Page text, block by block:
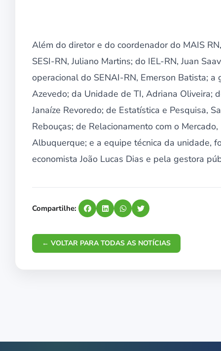
Além do diretor e do coordenador do MAIS
SESI-RN, Juliano Martins; do IEL-RN, Juan
operacional do SENAI-RN, Emerson Batista;
Azevedo; da Unidade de TI, Adriana Oliveira;
Janaíze Revoredo; de Estatística e Pesquisa,
Rebouças; de Relacionamento com o
Albuquerque; e a equipe técnica da unidade,
economista João Lucas Dias e pela gestora
Compartilhe:
← VOLTAR PARA TODAS AS NOTÍCIAS